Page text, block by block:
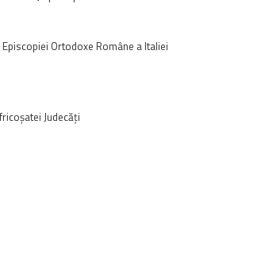
Episcopiei Ortodoxe Române a Italiei
Judecăți